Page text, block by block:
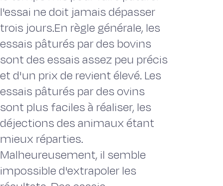
l'essai ne doit jamais dépasser
trois jours.En règle générale, les
essais pâturés par des bovins
sont des essais assez peu précis
et d'un prix de revient élevé. Les
essais pâturés par des ovins
sont plus faciles à réaliser, les
déjections des animaux étant
mieux réparties.
Malheureusement, il semble
impossible d'extrapoler les